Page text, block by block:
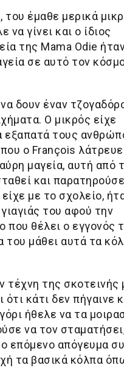
του έμαθε μερικά
γίνει και ο ίδιος
της Mama Odie
σε αυτό τον
δουν έναν
Ο μικρός είχε
εξαπατά τους
ο François λάτρευε
μαγεία, αυτή από
και παρατηρούσε
με το σχολείο,
του αφού την
που θέλει ο εγγονός
του μάθει αυτά τα
τέχνη της σκοτεινής
κάτι δεν πήγαινε
ήθελε να τα
να τον
επόμενο απόγευμα
τα βασικά κόλπα